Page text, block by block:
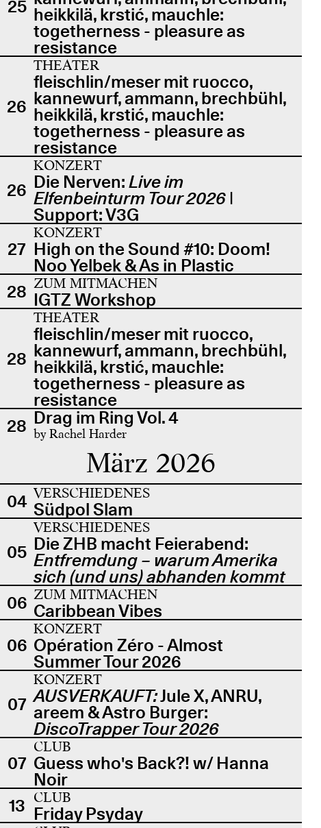
25 heikkilä, krstić, mauchle:
togetherness - pleasure as
resistance
26
THEATER
fleischlin/meser mit ruocco,
kannewurf, ammann, brechbühl,
heikkilä, krstić, mauchle:
togetherness - pleasure as
resistance
26
KONZERT
Die Nerven:Live im
Elfenbeinturm Tour 2026 |
Support: V3G
27
KONZERT
High on the Sound #10: Doom!
Noo Yelbek & As in Plastic
28 ZUM MITMACHEN
IGTZ Workshop
28
THEATER
fleischlin/meser mit ruocco,
kannewurf, ammann, brechbühl,
heikkilä, krstić, mauchle:
togetherness - pleasure as
resistance
28 Drag im Ring Vol. 4
by Rachel Harder
März 2026
04 VERSCHIEDENES
Südpol Slam
05
VERSCHIEDENES
Die ZHB macht Feierabend:
Entfremdung – warum Amerika
sich (und uns) abhanden kommt
06 ZUM MITMACHEN
Caribbean Vibes
06
KONZERT
Opération Zéro - Almost
Summer Tour 2026
07
KONZERT
AUSVERKAUFT:Jule X, ANRU,
areem & Astro Burger:
DiscoTrapper Tour 2026
07
CLUB
Guess who's Back?! w/ Hanna
Noir
13 CLUB
Friday Psyday